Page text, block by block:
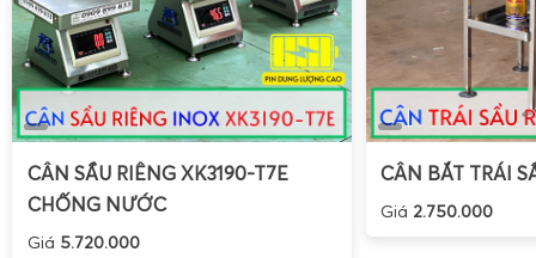
CÂN SẦU RIÊNG XK3190-T7E
CHỐNG NƯỚC
Giá 5.720.000
CÂN BẮT TRÁI
Giá 2.750.000